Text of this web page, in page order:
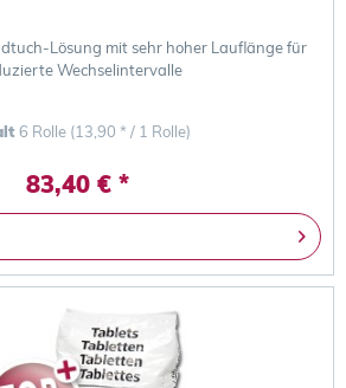
Lösung mit sehr hoher Lauflänge für
Wechselintervalle
6 Rolle (13,90 * / 1 Rolle)
83,40 € *